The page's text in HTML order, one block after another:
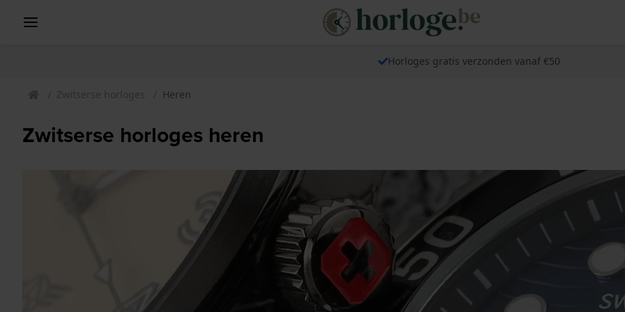
Horloges gratis verzonden vanaf €50
Zwitserse horloges Heren
Zwitserse horloges heren